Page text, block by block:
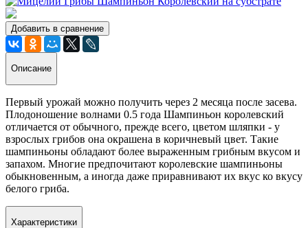
Добавить в сравнение
Описание
Первый урожай можно получить через 2 месяца после засева.
Плодоношение волнами 0.5 года Шампиньон королевский
отличается от обычного, прежде всего, цветом шляпки - у
взрослых грибов она окрашена в коричневый цвет. Такие
шампиньоны обладают более выраженным грибным вкусом и
запахом. Многие предпочитают королевские шампиньоны
обыкновенным, а иногда даже приравнивают их вкус ко вкусу
белого гриба.
Характеристики